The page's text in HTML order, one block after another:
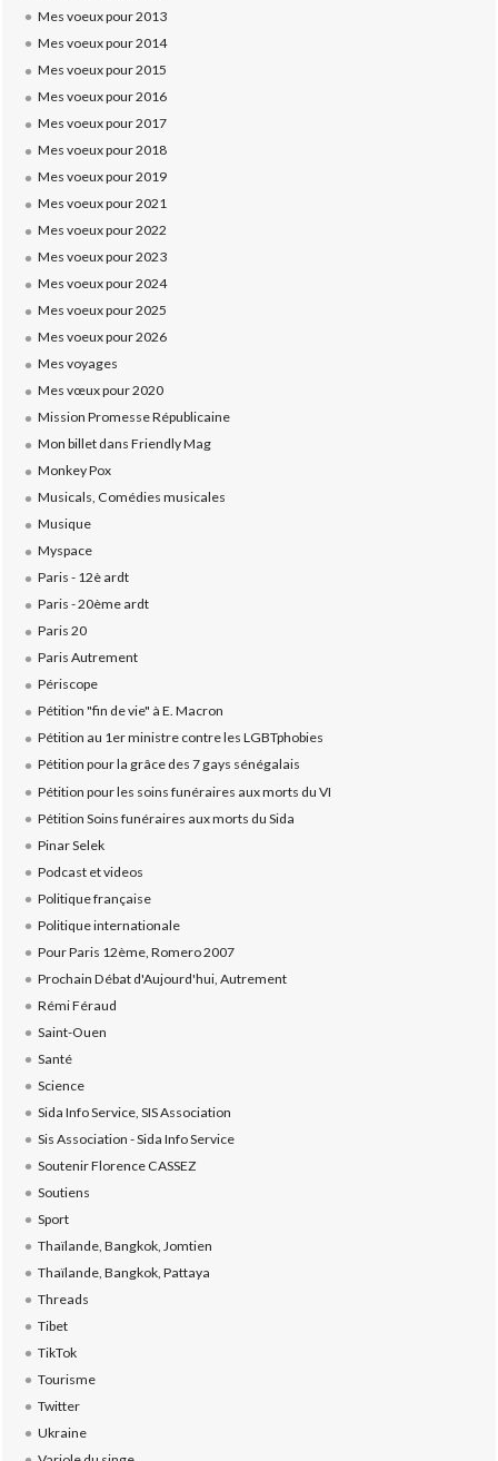
Mes voeux pour 2013
Mes voeux pour 2014
Mes voeux pour 2015
Mes voeux pour 2016
Mes voeux pour 2017
Mes voeux pour 2018
Mes voeux pour 2019
Mes voeux pour 2021
Mes voeux pour 2022
Mes voeux pour 2023
Mes voeux pour 2024
Mes voeux pour 2025
Mes voeux pour 2026
Mes voyages
Mes vœux pour 2020
Mission Promesse Républicaine
Mon billet dans Friendly Mag
Monkey Pox
Musicals, Comédies musicales
Musique
Myspace
Paris - 12è ardt
Paris - 20ème ardt
Paris 20
Paris Autrement
Périscope
Pétition "fin de vie" à E. Macron
Pétition au 1er ministre contre les LGBTphobies
Pétition pour la grâce des 7 gays sénégalais
Pétition pour les soins funéraires aux morts du VI
Pétition Soins funéraires aux morts du Sida
Pinar Selek
Podcast et videos
Politique française
Politique internationale
Pour Paris 12ème, Romero 2007
Prochain Débat d'Aujourd'hui, Autrement
Rémi Féraud
Saint-Ouen
Santé
Science
Sida Info Service, SIS Association
Sis Association - Sida Info Service
Soutenir Florence CASSEZ
Soutiens
Sport
Thaïlande, Bangkok, Jomtien
Thaïlande, Bangkok, Pattaya
Threads
Tibet
TikTok
Tourisme
Twitter
Ukraine